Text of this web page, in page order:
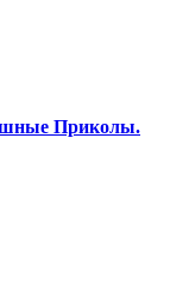
Приколы.